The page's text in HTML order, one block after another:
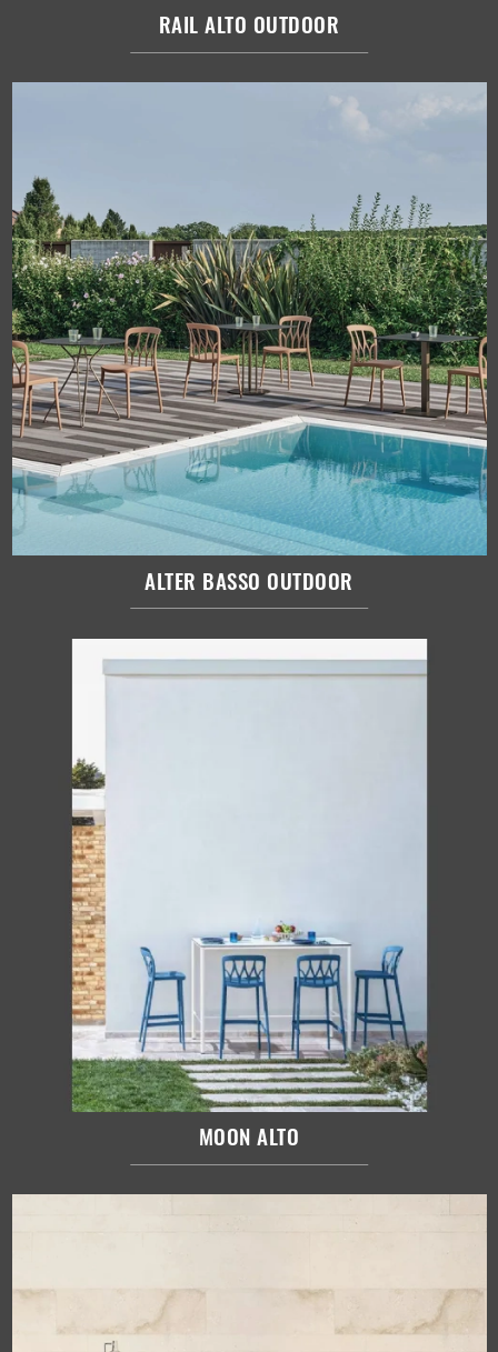
RAIL ALTO OUTDOOR
ALTER BASSO OUTDOOR
MOON ALTO